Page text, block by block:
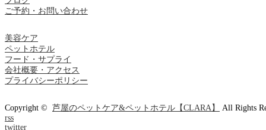
ご予約・お問い合わせ
美容ケア
ペットホテル
フード・サプライ
会社概要・アクセス
プライバシーポリシー
Copyright © 芦屋のペットケア&ペットホテル【CLARA】
All Rights
rss
twitter